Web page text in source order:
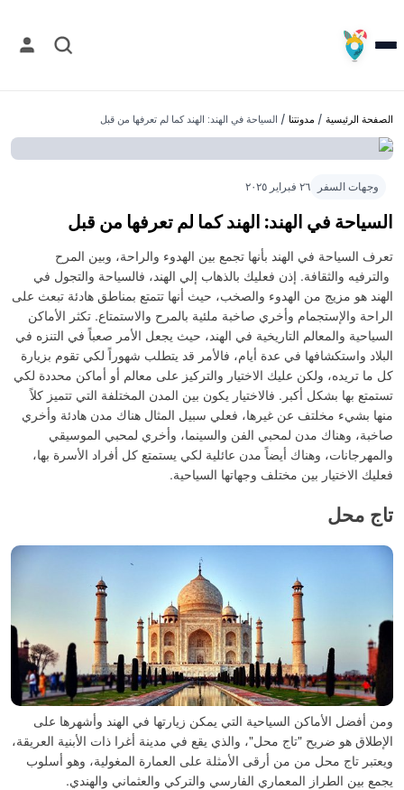
الصفحة الرئيسية / مدونتنا / السياحة في الهند: الهند كما لم تعرفها من قبل
وجهات السفر ٢٦ فبراير ٢٠٢٥
السياحة في الهند: الهند كما لم تعرفها من قبل
تعرف السياحة في الهند بأنها تجمع بين الهدوء والراحة، وبين المرح
والترفيه والثقافة. إذن فعليك بالذهاب إلي الهند، فالسياحة والتجول في
الهند هو مزيج من الهدوء والصخب، حيث أنها تتمتع بمناطق هادئة تبعث على
الراحة والإستجمام وأخري صاخبة ملئية بالمرح والاستمتاع. تكثر الأماكن
السياحية والمعالم التاريخية في الهند، حيث يجعل الأمر صعباً في التنزه في
البلاد واستكشافها في عدة أيام، فالأمر قد يتطلب شهوراً لكي تقوم بزيارة
كل ما تريده، ولكن عليك الاختيار والتركيز على معالم أو أماكن محددة لكي
تستمتع بها بشكل أكبر. فالاختيار يكون بين المدن المختلفة التي تتميز كلاً
منها بشيء مخلتف عن غيرها، فعلي سبيل المثال هناك مدن هادئة وأخري
صاخبة، وهناك مدن لمحبي الفن والسينما، وأخري لمحبي الموسيقي
والمهرجانات، وهناك أيضاً مدن عائلية لكي يستمتع كل أفراد الأسرة بها،
فعليك الاختيار بين مختلف وجهاتها السياحية.
تاج محل
ومن أفضل الأماكن السياحية التي يمكن زيارتها في الهند وأشهرها على
الإطلاق هو ضريح "تاج محل"، والذي يقع في مدينة أغرا ذات الأبنية العريقة،
ويعتبر تاج محل من من أرقى الأمثلة على العمارة المغولية، وهو أسلوب
يجمع بين الطراز المعماري الفارسي والتركي والعثماني والهندي.